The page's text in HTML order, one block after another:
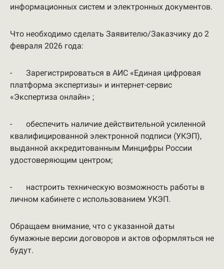
информационных систем и электронных документов.
Что необходимо сделать Заявителю/Заказчику до 2
февраля 2026 года:
- Зарегистрироваться в АИС «Единая цифровая
платформа экспертизы» и интернет-сервис
«Экспертиза онлайн» ;
- обеспечить наличие действительной усиленной
квалифицированной электронной подписи (УКЭП),
выданной аккредитованным Минцифры России
удостоверяющим центром;
- настроить техническую возможность работы в
личном кабинете с использованием УКЭП.
Обращаем внимание, что с указанной даты
бумажные версии договоров и актов оформляться не
будут.